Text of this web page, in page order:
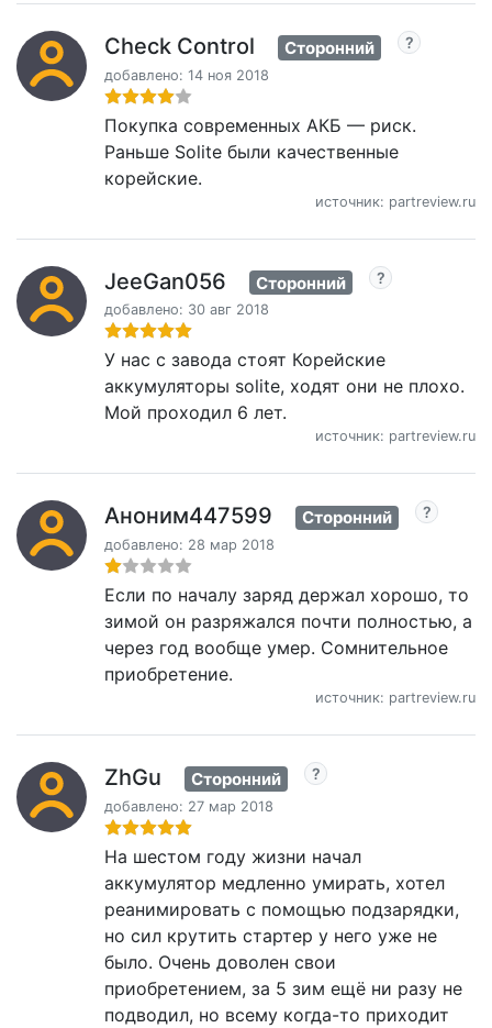
Check Control Сторонний
добавлено: 14 ноя 2018
Покупка современных АКБ — риск.
Раньше Solite были качественные
корейские.
источник: partreview.ru
JeeGan056 Сторонний
добавлено: 30 авг 2018
У нас с завода стоят Корейские
аккумуляторы solite, ходят они не плохо.
Мой проходил 6 лет.
источник: partreview.ru
Аноним447599 Сторонний
добавлено: 28 мар 2018
Если по началу заряд держал хорошо, то
зимой он разряжался почти полностью, а
через год вообще умер. Сомнительное
приобретение.
источник: partreview.ru
ZhGu Сторонний
добавлено: 27 мар 2018
На шестом году жизни начал
аккумулятор медленно умирать, хотел
реанимировать с помощью подзарядки,
но сил крутить стартер у него уже не
было. Очень доволен свои
приобретением, за 5 зим ещё ни разу не
подводил, но всему когда-то приходит